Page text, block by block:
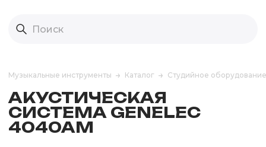
Музыкальные инструменты Каталог Студийное оборудование
АКУСТИЧЕСКАЯ
СИСТЕМА GENELEC
4040AM